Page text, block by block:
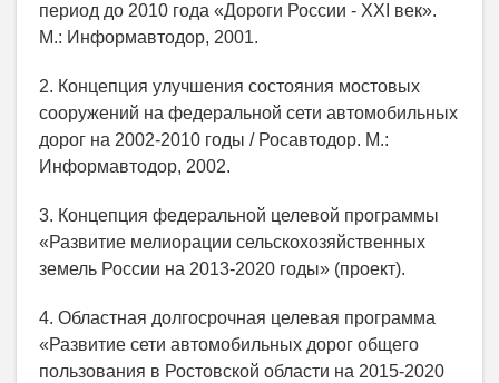
период до 2010 года «Дороги России - XXI век».
М.: Информавтодор, 2001.
2. Концепция улучшения состояния мостовых
сооружений на федеральной сети автомобильных
дорог на 2002-2010 годы / Росавтодор. М.:
Информавтодор, 2002.
3. Концепция федеральной целевой программы
«Развитие мелиорации сельскохозяйственных
земель России на 2013-2020 годы» (проект).
4. Областная долгосрочная целевая программа
«Развитие сети автомобильных дорог общего
пользования в Ростовской области на 2015-2020